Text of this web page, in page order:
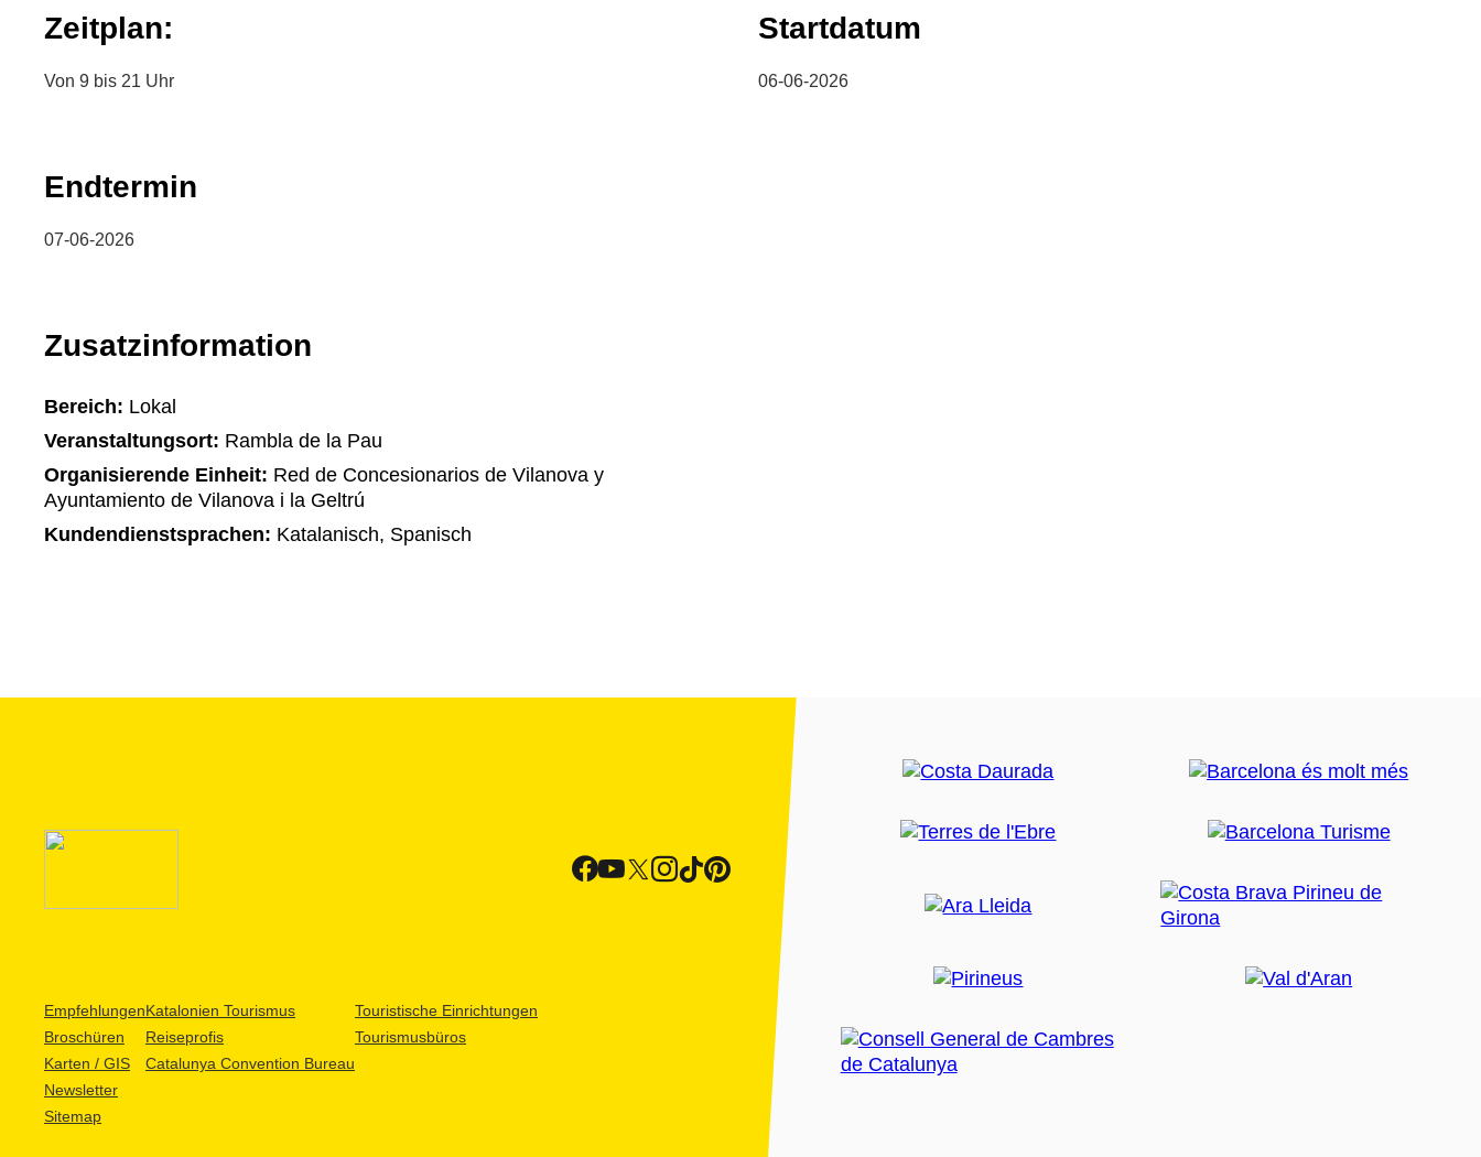
Zeitplan:
Von 9 bis 21 Uhr
Startdatum
06-06-2026
Endtermin
07-06-2026
Zusatzinformation
Bereich: Lokal
Veranstaltungsort: Rambla de la Pau
Organisierende Einheit: Red de Concesionarios de Vilanova y
Ayuntamiento de Vilanova i la Geltrú
Kundendienstsprachen: Katalanisch, Spanisch
Empfehlungen
Broschüren
Karten / GIS
Newsletter
Sitemap
Katalonien Tourismus
Reiseprofis
Catalunya Convention Bureau
Touristische Einrichtungen
Tourismusbüros